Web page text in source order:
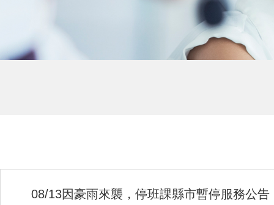
08/13因豪雨來襲，停班課縣市暫停服務公告